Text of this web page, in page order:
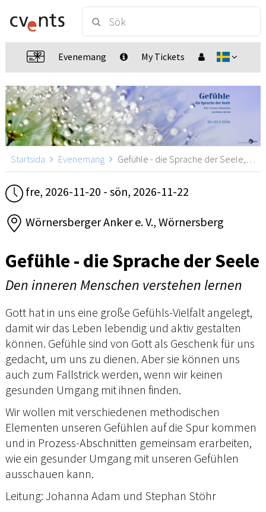
Evenemang My Tickets
Startsida Evenemang Gefühle - die Sprache der Seele, Wörnersberg
fre, 2026-11-20 - sön, 2026-11-22
Wörnersberger Anker e. V., Wörnersberg
Gefühle - die Sprache der Seele
Den inneren Menschen verstehen lernen
Gott hat in uns eine große Gefühls-Vielfalt angelegt,
damit wir das Leben lebendig und aktiv gestalten
können. Gefühle sind von Gott als Geschenk für uns
gedacht, um uns zu dienen. Aber sie können uns
auch zum Fallstrick werden, wenn wir keinen
gesunden Umgang mit ihnen finden.
Wir wollen mit verschiedenen methodischen
Elementen unseren Gefühlen auf die Spur kommen
und in Prozess-Abschnitten gemeinsam erarbeiten,
wie ein gesunder Umgang mit unseren Gefühlen
ausschauen kann.
Leitung: Johanna Adam und Stephan Stöhr